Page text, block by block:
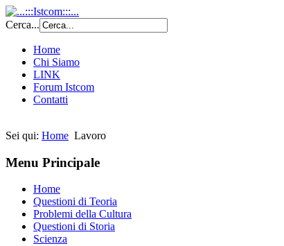
Cerca...
Home
Chi Siamo
LINK
Forum Istcom
Contatti
Sei qui: Home Lavoro
Menu Principale
Home
Questioni di Teoria
Problemi della Cultura
Questioni di Storia
Scienza